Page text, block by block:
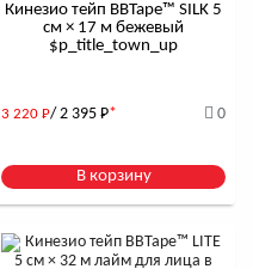
Кинезио тейп BBTape™ SILK 5
см × 17 м бежевый
$р_title_town_up
3 220 Р/ 2 395 Р* 0
В корзину